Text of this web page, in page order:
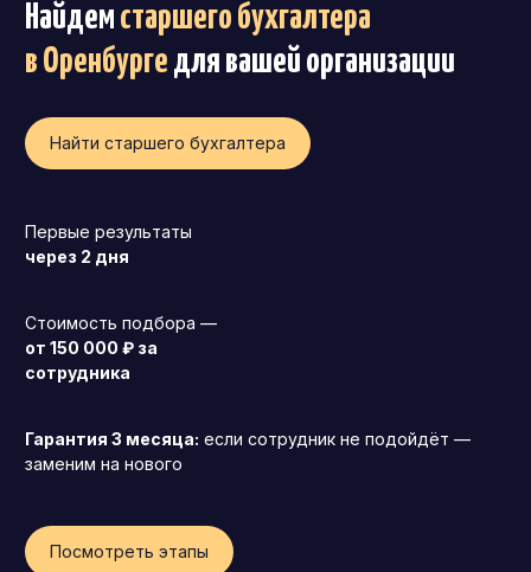
Коммерческий директор
Директор по маркетингу (CMO)
Директор по персоналу (HR-директор)
Финансовый директор (CFO)
Найдем старшего бухгалтера
в Оренбурге для вашей организации
Найти старшего бухгалтера
Первые результаты
через 2 дня
Стоимость подбора —
от 150 000 ₽ за
сотрудника
Гарантия 3 месяца: если сотрудник не подойдёт —
заменим на нового
Посмотреть этапы